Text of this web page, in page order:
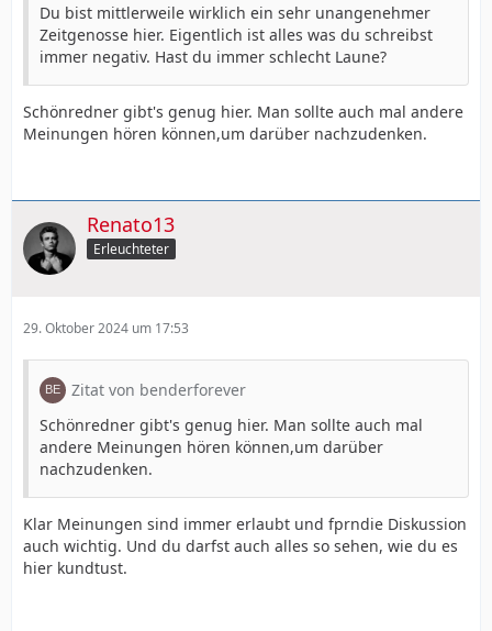
Du bist mittlerweile wirklich ein sehr unangenehmer
Zeitgenosse hier. Eigentlich ist alles was du schreibst
immer negativ. Hast du immer schlecht Laune?
Schönredner gibt's genug hier. Man sollte auch mal andere
Meinungen hören können,um darüber nachzudenken.
Renato13
Erleuchteter
29. Oktober 2024 um 17:53
Zitat von benderforever
Schönredner gibt's genug hier. Man sollte auch mal
andere Meinungen hören können,um darüber
nachzudenken.
Klar Meinungen sind immer erlaubt und fprndie Diskussion
auch wichtig. Und du darfst auch alles so sehen, wie du es
hier kundtust.